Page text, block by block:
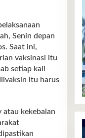
Senin depan
Saat ini,
vaksinasi itu
setiap kali
itu harus
atau kekebalan